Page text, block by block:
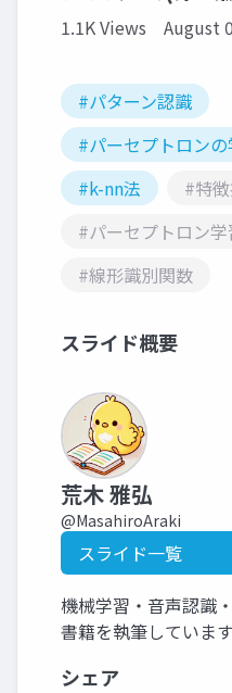
1.1K Views August
#パターン認識
#パーセプトロン
#k-nn法
#特
#パーセプトロン学
#線形識別関数
スライド概要
荒木 雅弘
@MasahiroAraki
スライド一覧
機械学習・音声認識
書籍を執筆しています
シェア